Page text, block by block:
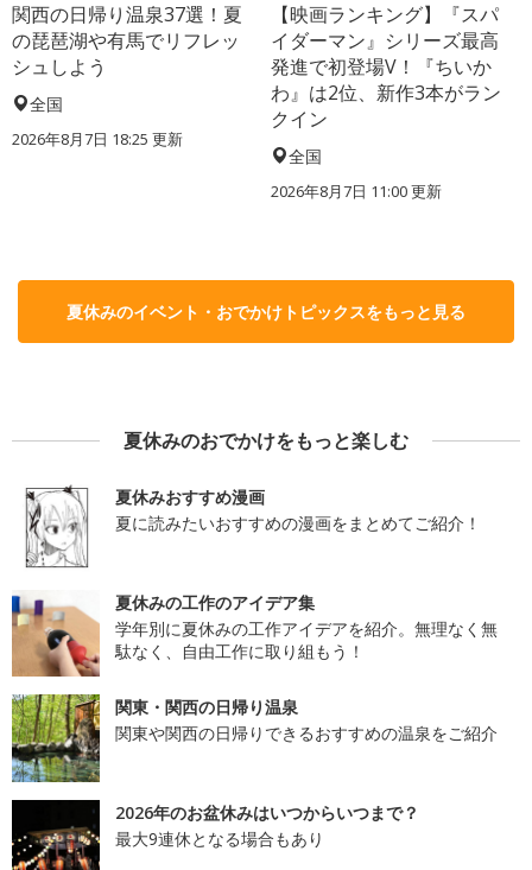
関西の日帰り温泉37選！夏
の琵琶湖や有馬でリフレッ
シュしよう
全国
2026年8月7日 18:25 更新
【映画ランキング】『スパ
イダーマン』シリーズ最高
発進で初登場V！『ちいか
わ』は2位、新作3本がラン
クイン
全国
2026年8月7日 11:00更新
夏休みのイベント・おでかけトピックスをもっと見る
夏休みのおでかけをもっと楽しむ
夏休みおすすめ漫画
夏に読みたいおすすめの漫画をまとめてご紹介！
夏休みの工作のアイデア集
学年別に夏休みの工作アイデアを紹介。無理なく無
駄なく、自由工作に取り組もう！
関東・関西の日帰り温泉
関東や関西の日帰りできるおすすめの温泉をご紹介
2026年のお盆休みはいつからいつまで？
最大9連休となる場合もあり